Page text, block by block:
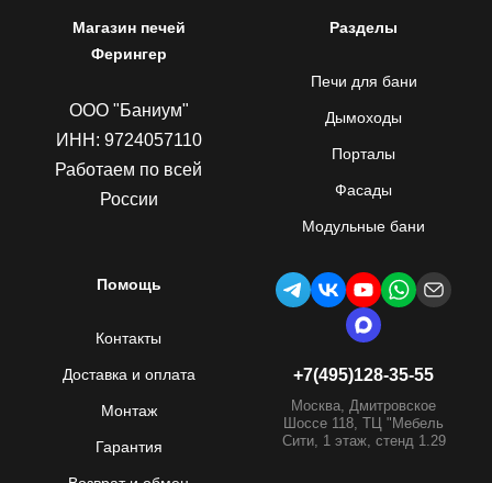
Магазин печей
Ферингер
ООО "Баниум"
ИНН: 9724057110
Работаем по всей
России
Разделы
Печи для бани
Дымоходы
Порталы
Фасады
Модульные бани
Помощь
Контакты
Доставка и оплата
Монтаж
Гарантия
+7(495)128-35-55
Москва, Дмитровское
Шоссе 118, ТЦ "Мебель
Сити, 1 этаж, стенд 1.29